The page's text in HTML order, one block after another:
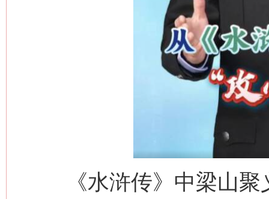
《水浒传》中梁山聚